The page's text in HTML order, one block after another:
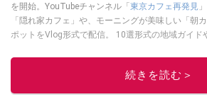
を開始。YouTubeチャンネル「東京カフェ再発見
「隠れ家カフェ」や、モーニングが美味しい「朝
ポットをVlog形式で配信。 10選形式の地域ガイド
このイチオシ
続きを読む＞